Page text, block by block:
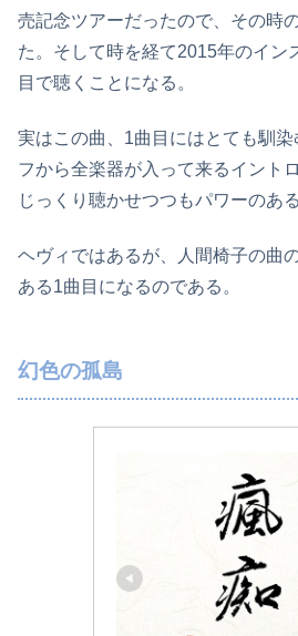
売記念ツアーだったので、その時
た。そして時を経て2015年のイン
目で聴くことになる。
実はこの曲、1曲目にはとても馴染
フから全楽器が入って来るイント
じっくり聴かせつつもパワーのあ
ヘヴィではあるが、人間椅子の曲
ある1曲目になるのである。
幻色の孤島